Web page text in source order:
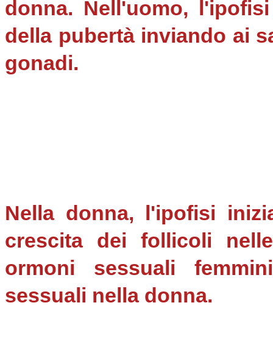
donna. Nell'uomo,
della pubertà inviando ai
gonadi.
Nella donna, l'ipofisi
crescita dei follicoli
ormoni sessuali
sessuali nella donna.